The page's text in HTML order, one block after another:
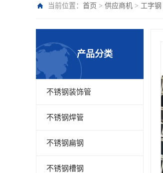
当前位置： 首页 > 供应商机 > 工字钢
产品分类
不锈钢装饰管
不锈钢焊管
不锈钢扁钢
不锈钢槽钢